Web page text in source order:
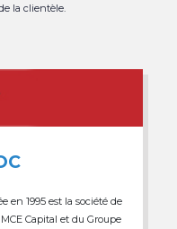
la clientèle.
en 1995 est la société de
Capital et du Groupe